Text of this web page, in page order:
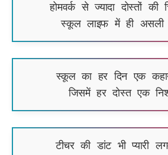
होमवर्क से ज्यादा दोस्तों की
स्कूल लाइफ में ही असली
स्कूल का हर दिन एक
जिसमें हर दोस्त एक
टीचर की डांट भी प्यारी